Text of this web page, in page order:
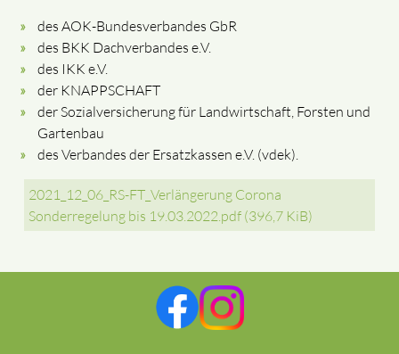
des AOK-Bundesverbandes GbR
des BKK Dachverbandes e.V.
des IKK e.V.
der KNAPPSCHAFT
der Sozialversicherung für Landwirtschaft, Forsten und
Gartenbau
des Verbandes der Ersatzkassen e.V. (vdek).
2021_12_06_RS-FT_Verlängerung Corona
Sonderregelung bis 19.03.2022.pdf (396,7 KiB)